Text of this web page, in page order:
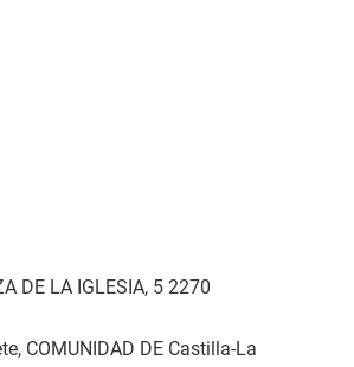
DE LA IGLESIA, 5 2270
COMUNIDAD DE Castilla-La